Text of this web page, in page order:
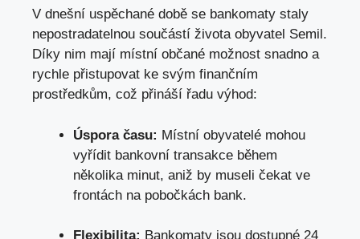
V dnešní uspěchané době se bankomaty staly
nepostradatelnou součástí života obyvatel Semil.
Díky nim mají místní občané možnost snadno a
rychle přistupovat ke svým finančním
prostředkům, což přináší řadu výhod:
Úspora času: Místní obyvatelé mohou
vyřídit bankovní transakce během
několika minut, aniž by museli čekat ve
frontách na pobočkách bank.
Flexibilita: Bankomaty jsou dostupné 24